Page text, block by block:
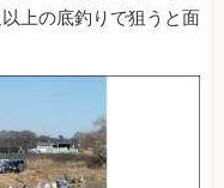
上の底釣りで狙うと面